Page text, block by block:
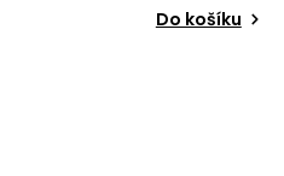
Do košíku